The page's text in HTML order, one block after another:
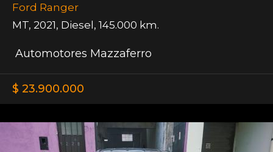
Ford Ranger
MT, 2021, Diesel, 145.000 km.
Automotores Mazzaferro
$ 23.900.000